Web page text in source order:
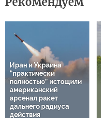
Иран и Украина
“практически
полностью” истощили
американский
арсенал ракет
дальнего радиуса
действия